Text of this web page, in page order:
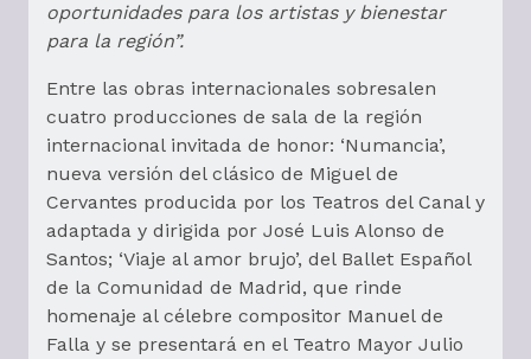
oportunidades para los artistas y bienestar
para la región”.
Entre las obras internacionales sobresalen
cuatro producciones de sala de la región
internacional invitada de honor: ‘Numancia’,
nueva versión del clásico de Miguel de
Cervantes producida por los Teatros del Canal y
adaptada y dirigida por José Luis Alonso de
Santos; ‘Viaje al amor brujo’, del Ballet Español
de la Comunidad de Madrid, que rinde
homenaje al célebre compositor Manuel de
Falla y se presentará en el Teatro Mayor Julio